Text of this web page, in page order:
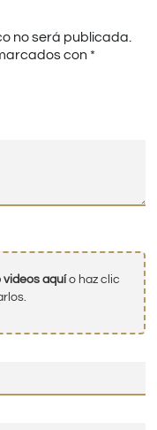
no será publicada.
con *
videos aquío haz clic